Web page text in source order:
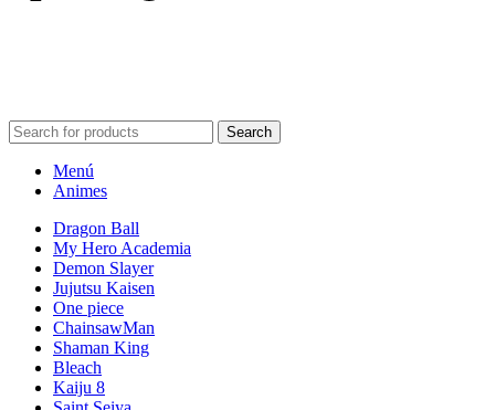
Search
Menú
Animes
Dragon Ball
My Hero Academia
Demon Slayer
Jujutsu Kaisen
One piece
ChainsawMan
Shaman King
Bleach
Kaiju 8